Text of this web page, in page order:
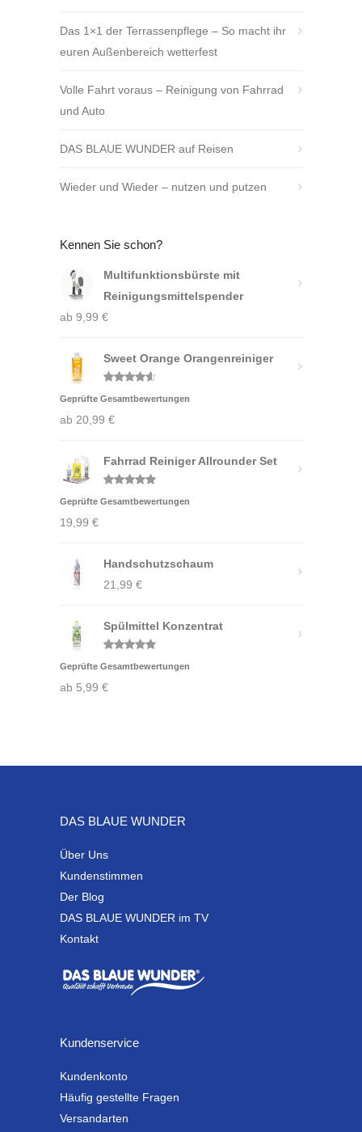
Das 1×1 der Terrassenpflege – So macht ihr
euren Außenbereich wetterfest
Volle Fahrt voraus – Reinigung von Fahrrad
und Auto
DAS BLAUE WUNDER auf Reisen
Wieder und Wieder – nutzen und putzen
Kennen Sie schon?
Multifunktionsbürste mit
Reinigungsmittelspender
ab 9,99 €
Sweet Orange Orangenreiniger
mit4.50
Geprüfte Gesamtbewertungen
ab 20,99 €
Fahrrad Reiniger Allrounder Set
Bewertet
mit5.00
Geprüfte Gesamtbewertungen
19,99 €
Handschutzschaum
21,99 €
Spülmittel Konzentrat
Bewertet
mit5.00
Geprüfte Gesamtbewertungen
ab 5,99 €
DAS BLAUE WUNDER
Über Uns
Kundenstimmen
Der Blog
DAS BLAUE WUNDER im TV
Kontakt
Kundenservice
Kundenkonto
Häufig gestellte Fragen
Versandarten